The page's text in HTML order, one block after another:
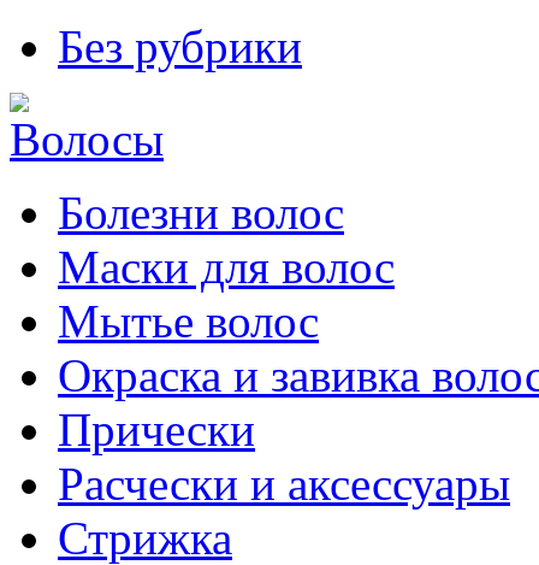
Без рубрики
Болезни волос
Маски для волос
Мытье волос
Окраска и завивка
Прически
Расчески и аксессуары
Стрижка